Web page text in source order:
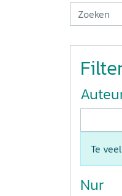
Te
Nur